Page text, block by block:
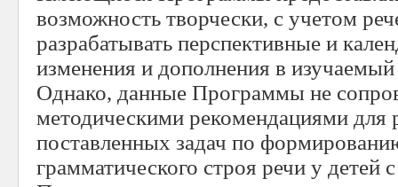
возможность творчески, с учетом
разрабатывать перспективные и
изменения и дополнения в
Однако, данные Программы не
методическими рекомендациями для
поставленных задач по
грамматического строя речи у